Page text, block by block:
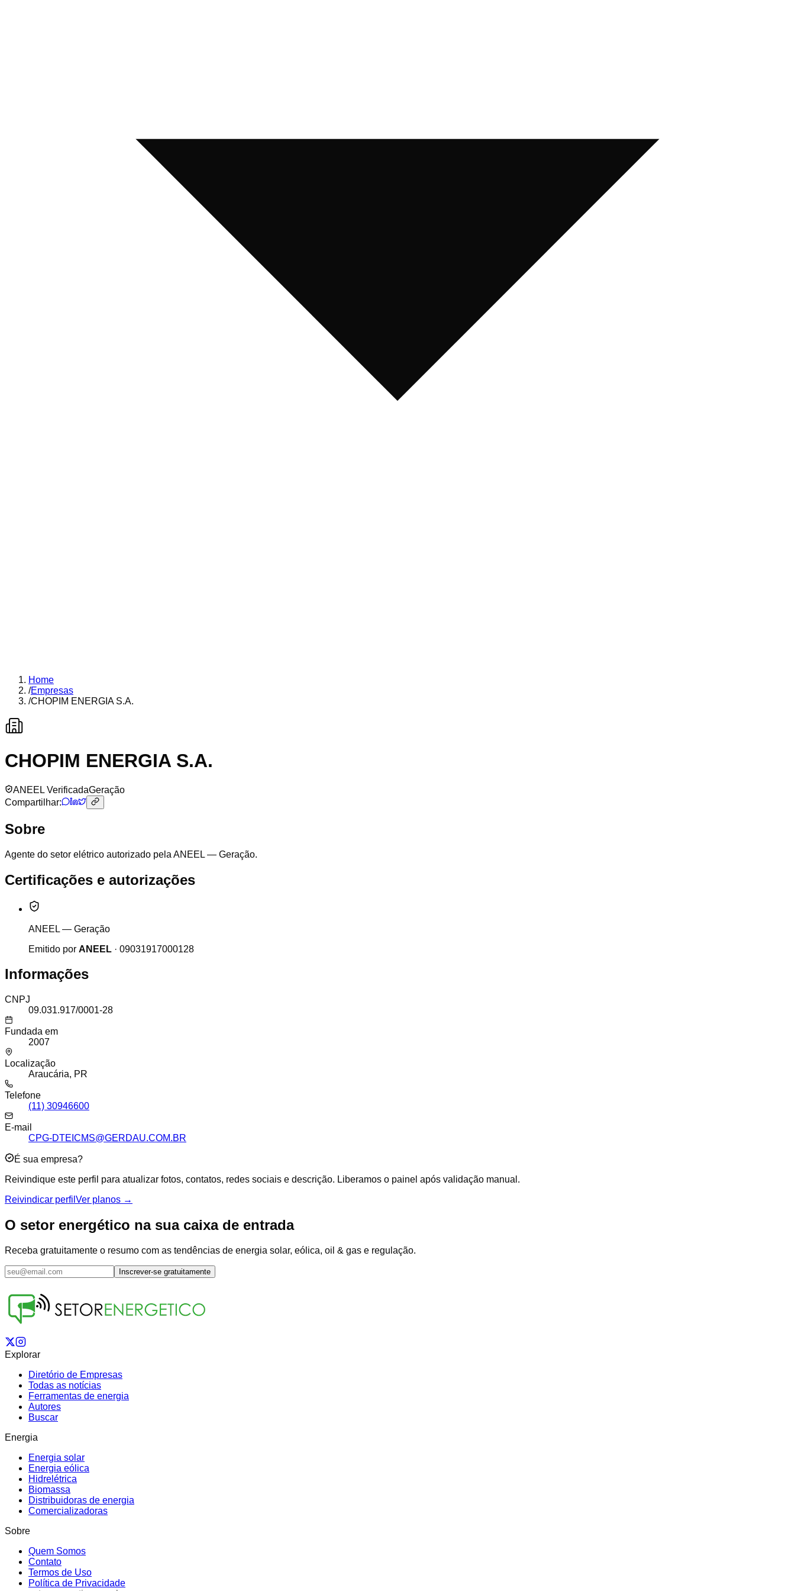
Home
/Empresas
/CHOPIM ENERGIA S.A.
CHOPIM ENERGIA S.A.
ANEEL VerificadaGeração
Compartilhar:
Sobre
Agente do setor elétrico autorizado pela ANEEL — Geração.
Certificações e autorizações
ANEEL — Geração
Emitido por ANEEL · 09031917000128
Informações
CNPJ
09.031.917/0001-28
Fundada em
2007
Localização
Araucária, PR
Telefone
(11) 30946600
E-mail
CPG-DTEICMS@GERDAU.COM.BR
É sua empresa?
Reivindique este perfil para atualizar fotos, contatos, redes sociais e descrição. Liberamos o painel após validação manual.
Reivindicar perfil Ver planos →
O setor energético na sua caixa de entrada
Receba gratuitamente o resumo com as tendências de energia solar, eólica, oil & gas e regulação.
Inscrever-se gratuitamente
Explorar
Diretório de Empresas
Todas as notícias
Ferramentas de energia
Autores
Buscar
Energia
Energia solar
Energia eólica
Hidrelétrica
Biomassa
Distribuidoras de energia
Comercializadoras
Sobre
Quem Somos
Contato
Termos de Uso
Política de Privacidade